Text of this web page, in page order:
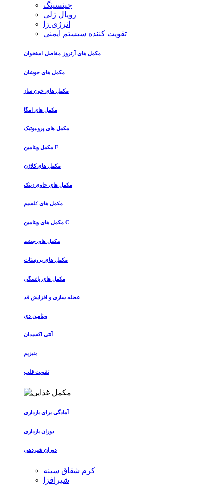
جینسینگ
رویال ژلی
انرژی زا
تقویت کننده سیستم ایمنی
مکمل های آرتروز-مفاصل-استخوان
مکمل های جوشان
مکمل های خون ساز
مکمل های امگا
مکمل های پروبیوتیک
مکمل ویتامین E
مکمل های کلاژن
مکمل های حاوی زینک
مکمل های کلسیم
مکمل های ویتامین C
مکمل های چشم
مکمل های پروستات
مکمل های یائسگی
عضله سازی و افزایش قد
ویتامین دی
آنتی اکسیدان
منیزیم
تقویت قلب
آمادگی برای بارداری
دوران بارداری
دوران شیردهی
کرم شقاق سینه
شیرافزا